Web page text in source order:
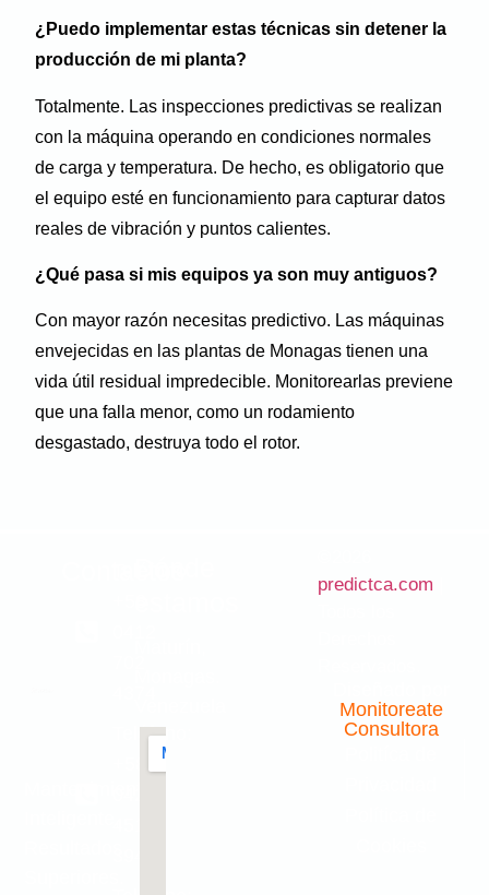
¿Puedo implementar estas técnicas sin detener la
producción de mi planta?
Totalmente. Las inspecciones predictivas se realizan
con la máquina operando en condiciones normales
de carga y temperatura. De hecho, es obligatorio que
el equipo esté en funcionamiento para capturar datos
reales de vibración y puntos calientes.
¿Qué pasa si mis equipos ya son muy antiguos?
Con mayor razón necesitas predictivo. Las máquinas
envejecidas en las plantas de Monagas tienen una
vida útil residual impredecible. Monitorearlas previene
que una falla menor, como un rodamiento
desgastado, destruya todo el rotor.
Teléfono:
predictca.com
Monitoreate
Consultora